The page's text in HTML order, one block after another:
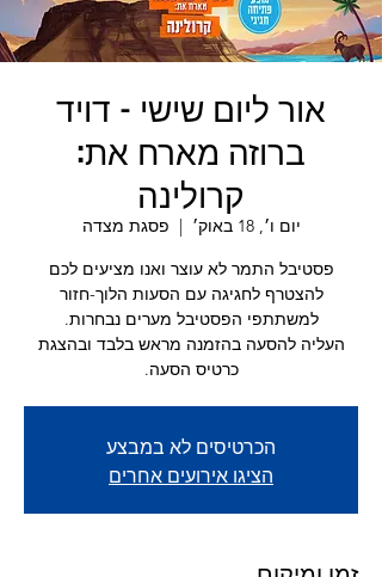
אור ליום שישי - דויד
ברוזה מארח את:
קרולינה
יום ו׳, 18 באוק׳
  |
פסגת מצדה
פסטיבל התמר לא עוצר ואנו מציעים לכם
להצטרף לחגיגה עם הסעות הלוך-חזור
העליה להסעה בהזמנה מראש בלבד ובהצגת
כרטיס הסעה.
הכרטיסים לא במבצע
הציגו אירועים אחרים